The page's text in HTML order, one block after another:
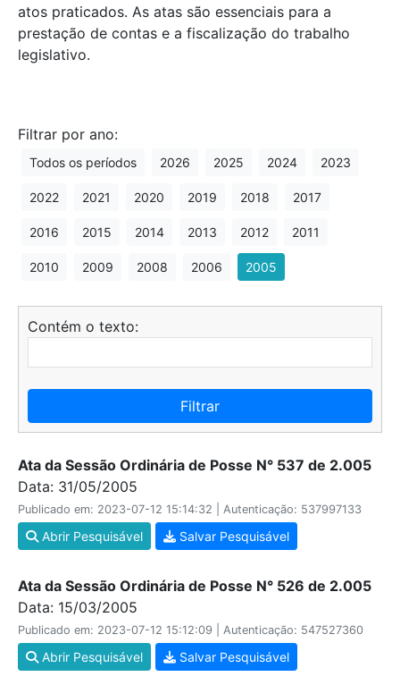
atos praticados. As atas são essenciais para a
prestação de contas e a fiscalização do trabalho
legislativo.
Filtrar por ano:
Todos os períodos 2026 2025 2024 2023
2022 2021 2020 2019 2018 2017
2016 2015 2014 2013 2012 2011
2010 2009 2008 2006 2005
Contém o texto:
Filtrar
Ata da Sessão Ordinária de Posse N° 537 de 2.005
Data: 31/05/2005
Publicado em: 2023-07-12 15:14:32 | Autenticação: 537997133
Abrir Pesquisável Salvar Pesquisável
Ata da Sessão Ordinária de Posse N° 526 de 2.005
Data: 15/03/2005
Publicado em: 2023-07-12 15:12:09 | Autenticação: 547527360
Abrir Pesquisável Salvar Pesquisável